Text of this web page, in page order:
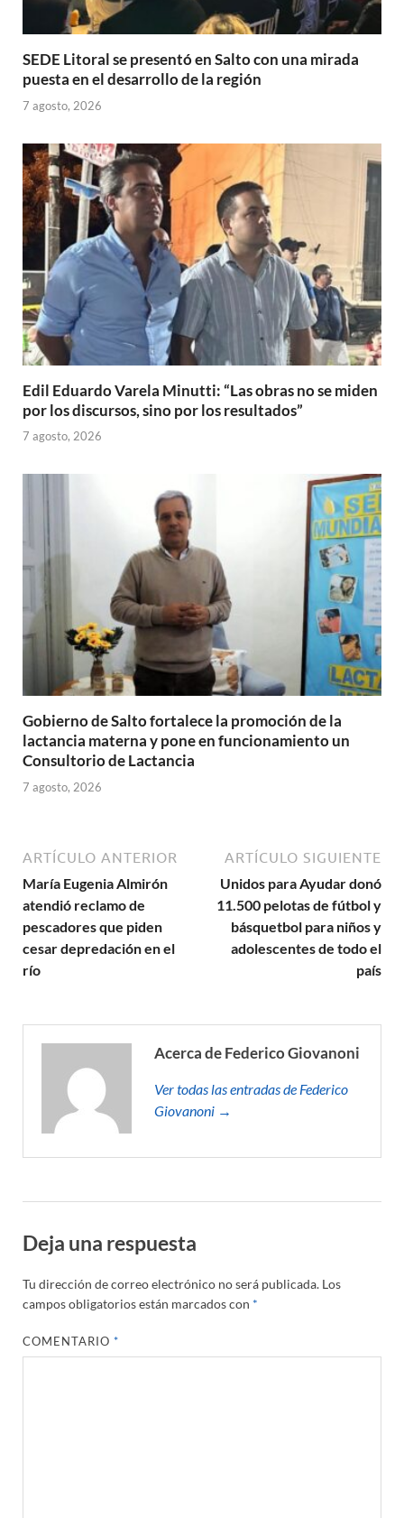
SEDE Litoral se presentó en Salto con una mirada
puesta en el desarrollo de la región
7 agosto, 2026
Edil Eduardo Varela Minutti: “Las obras no se miden
por los discursos, sino por los resultados”
7 agosto, 2026
Gobierno de Salto fortalece la promoción de la
lactancia materna y pone en funcionamiento un
Consultorio de Lactancia
7 agosto, 2026
ARTÍCULO ANTERIOR
María Eugenia Almirón
atendió reclamo de
pescadores que piden
cesar depredación en el
río
ARTÍCULO SIGUIENTE
Unidos para Ayudar donó
11.500 pelotas de fútbol y
básquetbol para niños y
adolescentes de todo el
país
Acerca de Federico Giovanoni
Ver todas las entradas de Federico
Giovanoni →
Deja una respuesta
Tu dirección de correo electrónico no será publicada. Los
campos obligatorios están marcados con *
COMENTARIO*